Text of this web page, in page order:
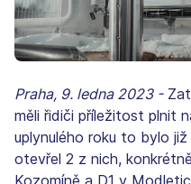
Praha, 9. ledna 2023 -
měli řidiči příležitost plnit
uplynulého roku to bylo již
otevřel 2 z nich,